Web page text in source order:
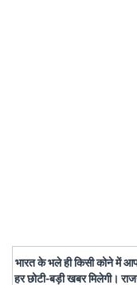
भारत के भले ही किसी कोने में
हर छोटी-बड़ी खबर मिलेगी।